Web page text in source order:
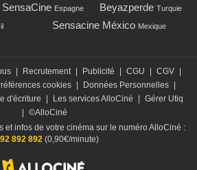
SensaCine Espagne Beyazperde Turquie
Sensacine México Mexique
| Recrutement | Publicité | CGU | CGV |
cookies | Données Personnelles |
d'écriture | Les services AlloCiné | Gérer Utiq
| ©AlloCiné
et infos de votre cinéma sur le numéro AlloCiné :
892 892(0,90€/minute)